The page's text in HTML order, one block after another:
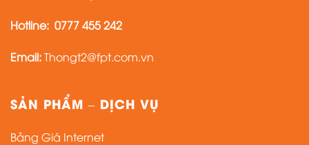
Hotline: 0777 455 242
Email:Thongt2@fpt.com.vn
SẢN PHẨM – DỊCH VỤ
Bảng Giá Internet